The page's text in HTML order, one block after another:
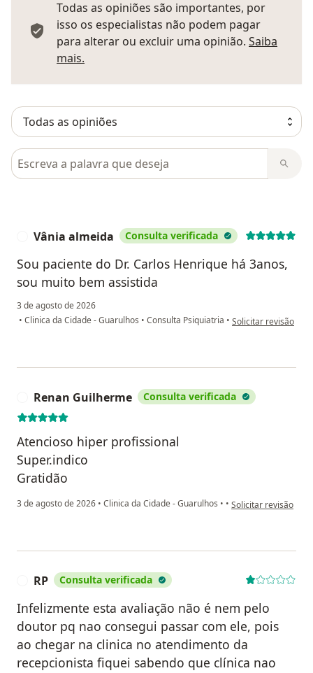
Todas as opiniões são importantes, por
isso os especialistas não podem pagar
para alterar ou excluir uma opinião. Saiba
mais.
Pesquisar em opiniões
Vânia almeida Consulta verificada
Sou paciente do Dr. Carlos Henrique há 3anos,
sou muito bem assistida
3 de agosto de 2026
• Clinica da Cidade - Guarulhos • Consulta Psiquiatria • na opinião do
Solicitar revisão
Renan Guilherme Consulta verificada
Atencioso hiper profissional
Super.indico
Gratidão
3 de agosto de 2026 • Clinica da Cidade - Guarulhos • • na opinião do
Solicitar revisão
RP Consulta verificada
Infelizmente esta avaliação não é nem pelo
doutor pq nao consegui passar com ele, pois
ao chegar na clinica no atendimento da
recepcionista fiquei sabendo que clínica nao